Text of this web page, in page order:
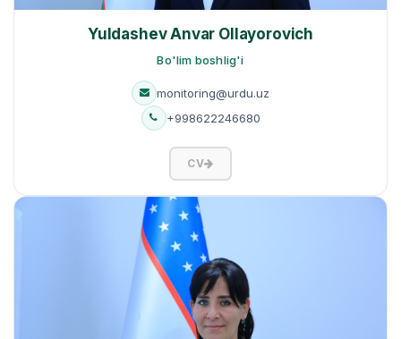
Yuldashev Anvar Ollayorovich
Bo'lim boshlig'i
monitoring@urdu.uz
+998622246680
CV